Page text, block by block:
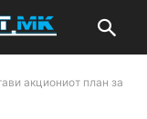
акциониот план за